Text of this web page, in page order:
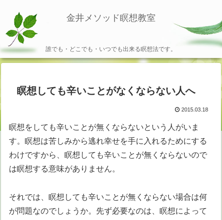
金井メソッド瞑想教室
誰でも・どこでも・いつでも出来る瞑想法です。
瞑想しても辛いことがなくならない人へ
2015.03.18
瞑想をしても辛いことが無くならないという人がいま
す。瞑想は苦しみから逃れ幸せを手に入れるためにする
わけですから、瞑想しても辛いことが無くならないので
は瞑想する意味がありません。
それでは、瞑想しても辛いことが無くならない場合は何
が問題なのでしょうか。先ず必要なのは、瞑想によって